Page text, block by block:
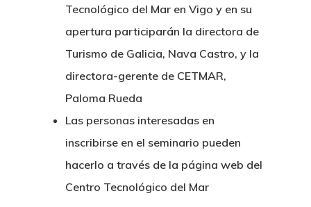
Tecnológico del Mar en Vigo y en su
apertura participarán la directora de
Turismo de Galicia, Nava Castro, y la
directora-gerente de CETMAR,
Paloma Rueda
Las personas interesadas en
inscribirse en el seminario pueden
hacerlo a través de la página web del
Centro Tecnológico del Mar